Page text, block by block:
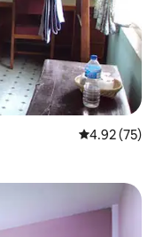
レビュー75
4.92 (75)